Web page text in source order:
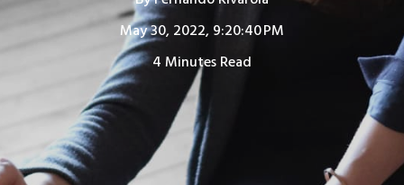
May 30, 2022, 9:20:40 PM
4 Minutes Read